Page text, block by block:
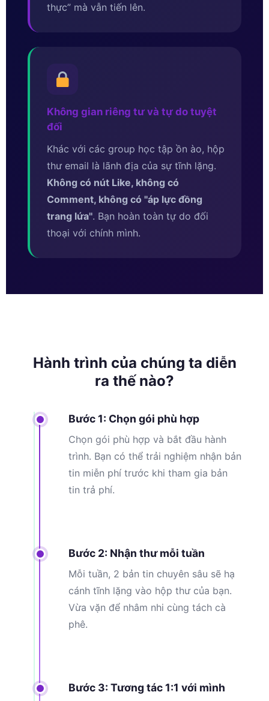
thực” mà vẫn tiến lên.
Không gian riêng tư và tự do tuyệt
đối
Khác với các group học tập ồn ào, hộp
thư email là lãnh địa của sự tĩnh lặng.
Không có nút Like, không có
Comment, không có ''áp lực đồng
trang lứa''. Bạn hoàn toàn tự do đối
thoại với chính mình.
Hành trình của chúng ta diễn
ra thế nào?
Bước 1: Chọn gói phù hợp
Chọn gói phù hợp và bắt đầu hành
trình. Bạn có thể trải nghiệm nhận bản
tin miễn phí trước khi tham gia bản
tin trả phí.
Bước 2: Nhận thư mỗi tuần
Mỗi tuần, 2 bản tin chuyên sâu sẽ hạ
cánh tĩnh lặng vào hộp thư của bạn.
Vừa vặn để nhâm nhi cùng tách cà
phê.
Bước 3: Tương tác 1:1 với mình